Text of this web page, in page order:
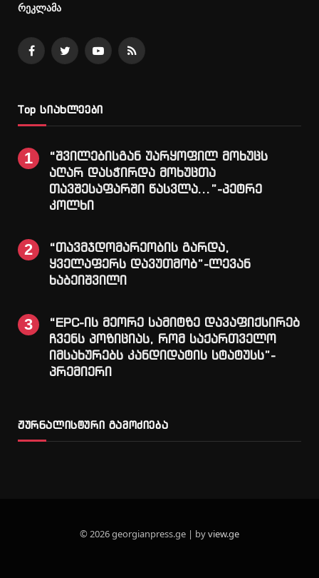
რეკლამა
FacebookTwitterYouTubeRSS
Top სიახლეები
“შვილებისგან უარყოფილ მოხუცს
აღარ დასჭირდა მოხუცთა
თავშესაფარში წასვლა…”-პეტრე
კოლხი
“თავმჯდომარეობის გარდა,
ყველაფერს დავუთმობ”-ლევან
ხაბეიშვილი
“EPC-ის მეორე სამიტზე დავაფიქსირებ
ჩვენს პოზიციას, რომ საქართველო
იმსახურებს კანდიდატის სტატუსს”-
პრემიერი
ჟურნალისტური გამოძიება
© 2026 georgianpress.ge | byview.ge